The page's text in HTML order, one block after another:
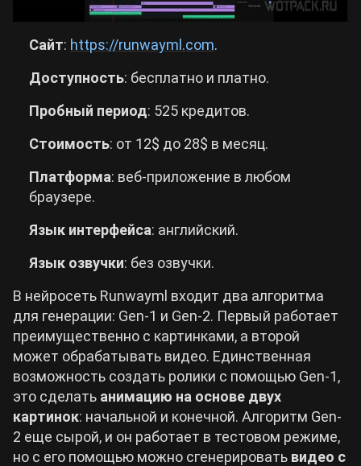
Сайт: https://runwayml.com.
Доступность: бесплатно и платно.
Пробный период: 525 кредитов.
Стоимость: от 12$ до 28$ в месяц.
Платформа: веб-приложение в любом
браузере.
Язык интерфейса: английский.
Язык озвучки: без озвучки.
В нейросеть Runwayml входит два алгоритма
для генерации: Gen-1 и Gen-2. Первый работает
преимущественно с картинками, а второй
может обрабатывать видео. Единственная
возможность создать ролики с помощью Gen-1,
это сделать анимацию на основе двух
картинок: начальной и конечной. Алгоритм Gen-
2 еще сырой, и он работает в тестовом режиме,
но с его помощью можно сгенерировать видео с